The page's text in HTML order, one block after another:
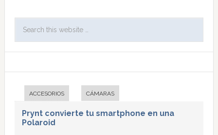
ACCESORIOS CÁMARAS
Prynt convierte tu smartphone en una
Polaroid